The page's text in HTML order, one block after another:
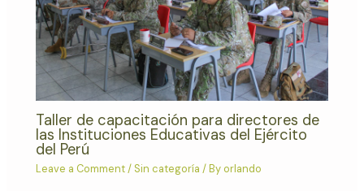
Taller de capacitación para directores de
las Instituciones Educativas del Ejército
del Perú
Leave a Comment/ Sin categoría / Byorlando